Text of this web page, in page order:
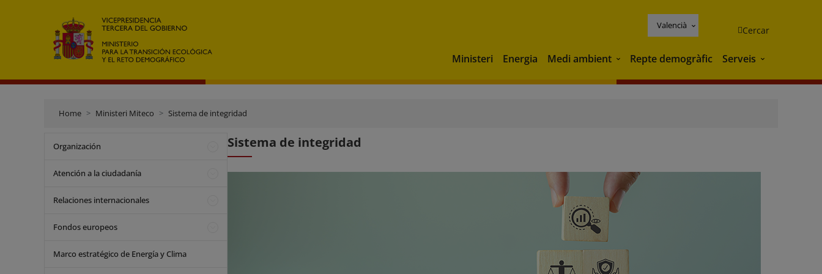
Valencià Cercar
Ministeri Energia Medi ambient Medi ambient
Repte demogràfic Serveis Serveis
Home Ministeri Miteco Sistema de integridad
Organización
Atención a la ciudadanía
Relaciones internacionales
Fondos europeos
Marco estratégico de Energía y Clima
Sistema de integridad